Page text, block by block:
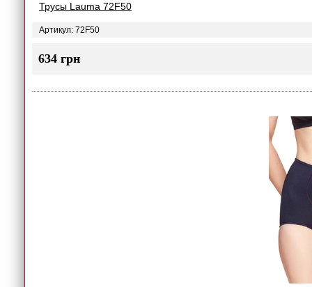
Трусы Lauma 72F50
Артикул: 72F50
634 грн